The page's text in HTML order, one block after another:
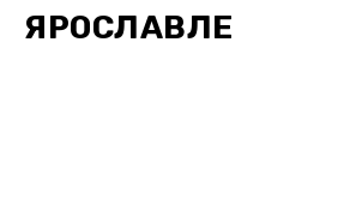
ЯРОСЛАВЛЕ